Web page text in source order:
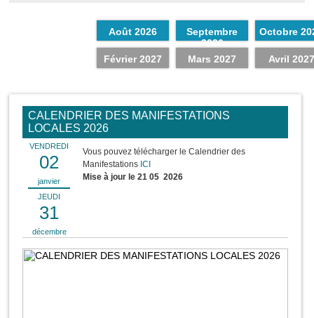
Août 2026
Septembre
2026
Octobre
Février 2027 Mars 2027 Avril 2027
CALENDRIER DES MANIFESTATIONS
LOCALES 2026
VENDREDI
02
janvier
JEUDI
31
décembre
Vous pouvez télécharger le Calendrier des
Manifestations ICI
Mise à jour le 21 05 2026